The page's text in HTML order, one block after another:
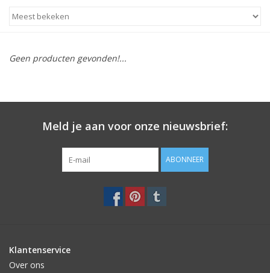
OUTDOOR
SALE
Geen producten gevonden!...
Meld je aan voor onze nieuwsbrief:
ABONNEER
Klantenservice
Over ons